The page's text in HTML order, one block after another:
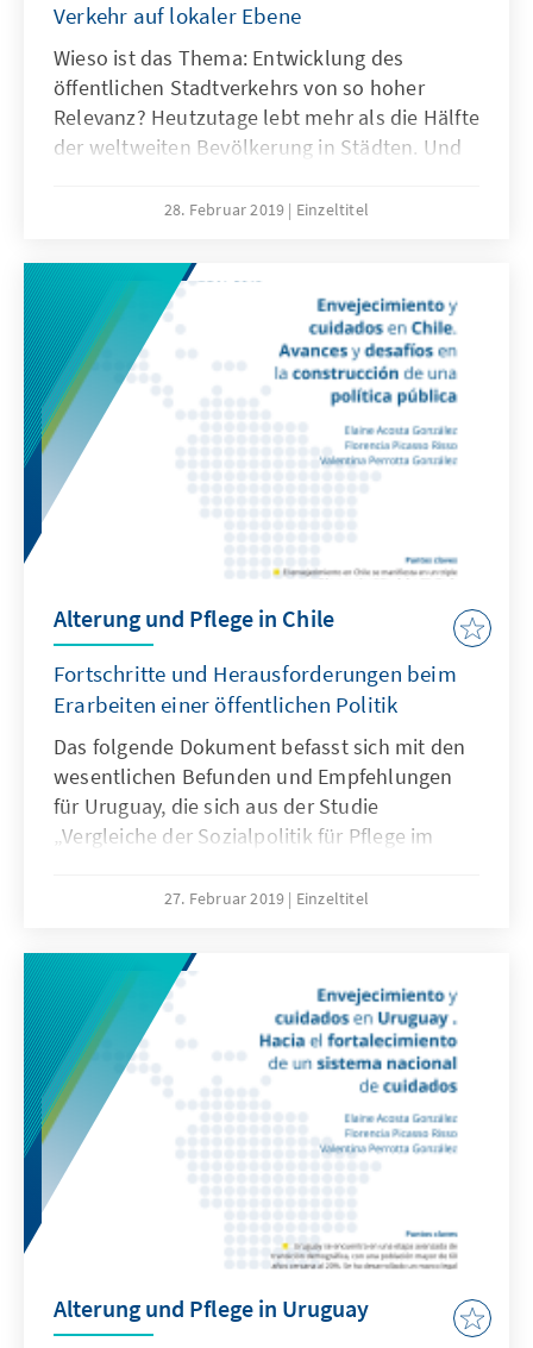
Verkehr auf lokaler Ebene
Wieso ist das Thema: Entwicklung des
öffentlichen Stadtverkehrs von so hoher
Relevanz? Heutzutage lebt mehr als die Hälfte
der weltweiten Bevölkerung in Städten. Und
auch für die Region Lateinamerikas-
signifikanten Anstieg der Urbanisation hin: Die
Vereinten Nationen sagen für das Jahr 2050
hervor, dass 68% der weltweiten Bevölkerung
in urbanen Räumen leben wird. In Chile sogar
mehr als 90%.
28. Februar 2019 Einzeltitel
Alterung und Pflege in Chile
Fortschritte und Herausforderungen beim
Erarbeiten einer öffentlichen Politik
Das folgende Dokument befasst sich mit den
wesentlichen Befunden und Empfehlungen
für Uruguay, die sich aus der Studie
„Vergleiche der Sozialpolitik für Pflege im
Vergleiche der Fälle Chile, Kuba und Uruguay“
durch ein relatives Wachstum der über 60-
jährigen, eine (steigende Lebenserwartung)
und eine überwiegend weibliche ältere
Bevölkerung aus. Die Normen haben sich
erneuert, jedoch existiert noch immer kein
Gesetz, welches die Autonomie und die
Rechte bei der Pflege der Senioren sichert.
Daher müssen Institutionen, Konzepte,
Versicherung und Ressourcen angepasst
Probleme der Ungleichheit beim Erhalt der
27. Februar 2019 Einzeltitel
Alterung und Pflege in Uruguay